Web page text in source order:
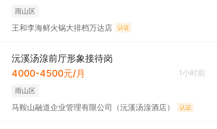
雨山区
王和李海鲜火锅大排档万达店 认证
沅溪汤湶前厅形象接待岗
4000-4500元/月
1小时前
雨山区
马鞍山融道企业管理有限公司（沅溪汤湶酒店） 认证